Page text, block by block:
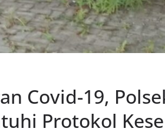
Covid-19,
Protokol